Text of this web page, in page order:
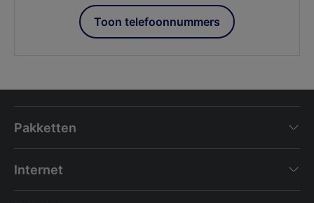
Toon telefoonnummers
Pakketten
Internet